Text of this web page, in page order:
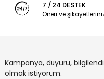
7 / 24 DESTEK
Öneri ve
Kampanya, duyuru,
olmak istiyorum.